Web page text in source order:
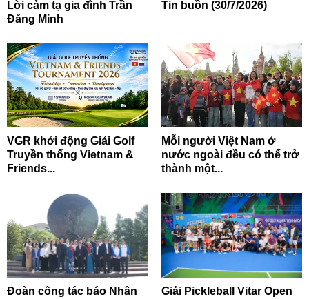
Lời cảm tạ gia đình Trần
Đăng Minh
Tin buồn (30/7/2026)
VGR khởi động Giải Golf
Truyền thống Vietnam &
Friends...
Mỗi người Việt Nam ở
nước ngoài đều có thể trở
thành một...
Đoàn công tác báo Nhân
Giải Pickleball Vitar Open